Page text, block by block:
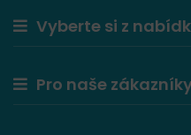
Vyberte si z
Pro naše